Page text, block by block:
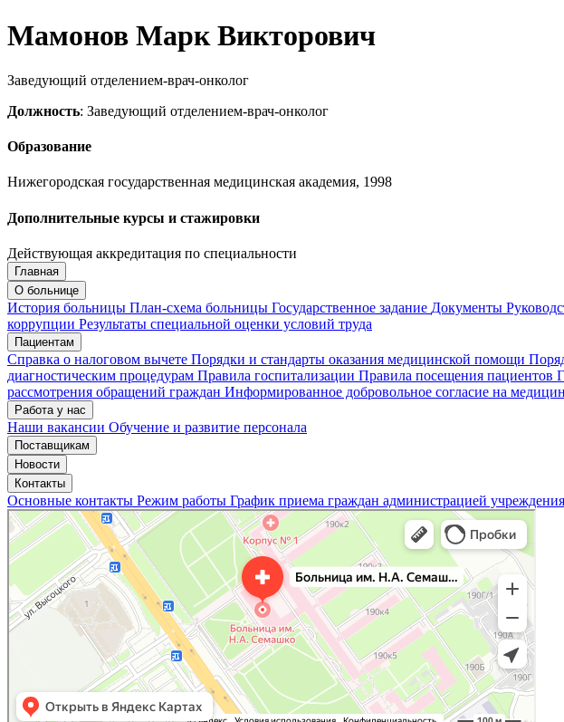
Мамонов Марк Викторович
Заведующий отделением-врач-онколог
Должность: Заведующий отделением-врач-онколог
Образование
Нижегородская государственная медицинская академия, 1998
Дополнительные курсы и стажировки
Действующая аккредитация по специальности
Запись на приём
Подтвердить запись Отмена
Запись подтверждена
Мои записи
Главная
О больнице
История больницы План-схема больницы Государственное задание Документы
коррупции Результаты специальной оценки условий труда
Пациентам
Справка о налоговом вычете Порядки и стандарты оказания медицинской помощи
диагностическим процедурам Правила госпитализации Правила посещения пациентов
рассмотрения обращений граждан Информированное добровольное согласие на
Работа у нас
Наши вакансии Обучение и развитие персонала
Поставщикам
Новости
Контакты
Основные контакты Режим работы График приема граждан администрацией учреждения
«Нижегородская областная клиническая больница имени Н.А. Семашко»
Отделение больницы, госпиталя в Нижнем Новгороде
Больница для взрослых в Нижнем Новгороде